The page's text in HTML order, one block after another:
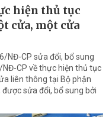
hiện thủ tục
cửa, một cửa
NĐ-CP sửa đổi, bổ sung
CP về thực hiện thủ tục
liên thông tại Bộ phận
sửa đổi, bổ sung bởi